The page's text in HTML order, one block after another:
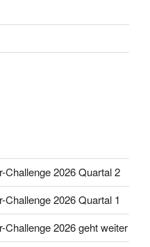
Challenge 2026 Quartal 2
2026 Quartal 1
Challenge 2026 geht weiter